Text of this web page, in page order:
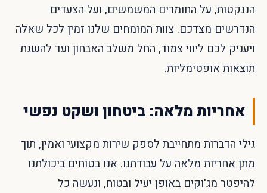
הננקטות, על החומרים המשמשים, ועל הצעדים
הנדרשים מצדכם. צוות המומחים שלנו זמין לכל שאלה
ויעניק לכם ליווי צמוד, החל משלב האבחון ועד להשגת
תוצאות אופטימליות.
אחריות מלאה: ביטחון ושקט נפשי
גילי הדברות מתחייבת לספק שירות מקצועי ואמין, תוך
מתן אחריות מלאה על עבודתנו. אנו בטוחים ביכולתנו
להיפטר מג'וקים באופן יעיל ובטוח, ונעשה כל